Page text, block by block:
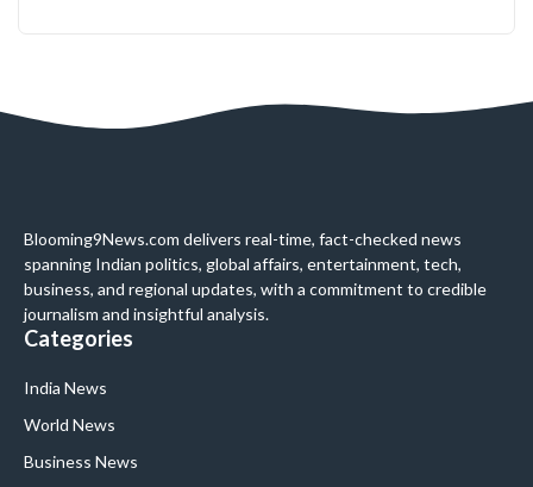
Blooming9News.com delivers real-time, fact-checked news
spanning Indian politics, global affairs, entertainment, tech,
business, and regional updates, with a commitment to credible
journalism and insightful analysis.
Categories
India News
World News
Business News